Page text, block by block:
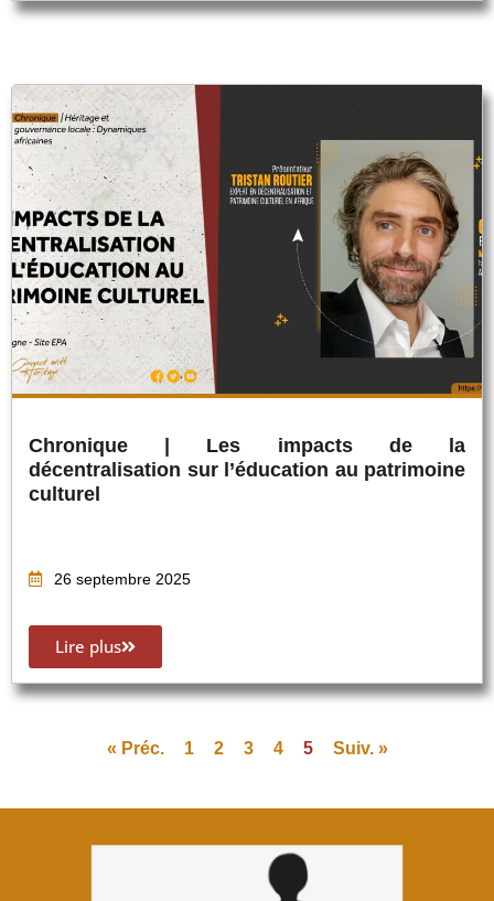
Chronique | Les impacts de la
décentralisation sur l’éducation au patrimoine
culturel
26 septembre 2025
Lire plus
« Préc. 1 2 3 4 5 Suiv. »